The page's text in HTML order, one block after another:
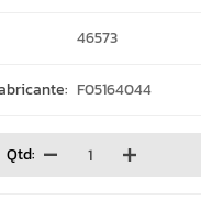
46573
F05164044
Qtd: